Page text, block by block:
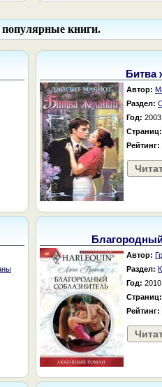
книги.
Битва
Автор:
Раздел:
Год: 2003
Страниц:
Рейтинг:
Автор:
Раздел:
Год: 2010
Страниц:
Рейтинг: